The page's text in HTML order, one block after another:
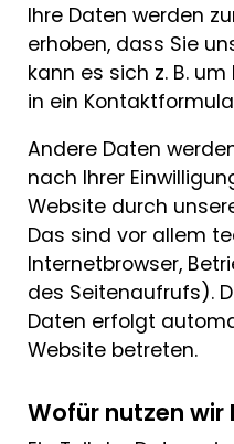
Ihre Daten werden
erhoben, dass Sie
kann es sich z. B.
in ein
Andere Daten
nach Ihrer
Website durch
Das sind vor allem
Internetbrowser,
des Seitenaufrufs).
Daten erfolgt
Website betreten.
Wofür nutzen wir